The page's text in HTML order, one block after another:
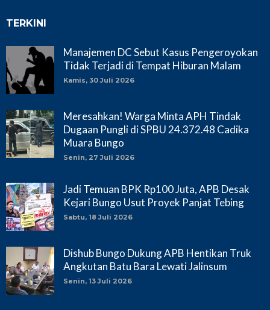
TERKINI
Manajemen DC Sebut Kasus Pengeroyokan
Tidak Terjadi di Tempat Hiburan Malam
Kamis, 30 Juli 2026
Meresahkan! Warga Minta APH Tindak
Dugaan Pungli di SPBU 24.372.48 Cadika
Muara Bungo
Senin, 27 Juli 2026
Jadi Temuan BPK Rp100 Juta, APB Desak
Kejari Bungo Usut Proyek Panjat Tebing
Sabtu, 18 Juli 2026
Dishub Bungo Dukung APB Hentikan Truk
Angkutan Batu Bara Lewati Jalinsum
Senin, 13 Juli 2026